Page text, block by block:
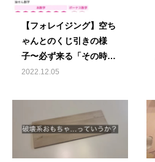
【フォレイジング】空ち
ゃんとのくじ引きの様
子〜必ず来る「その時」
のために
2022.12.05